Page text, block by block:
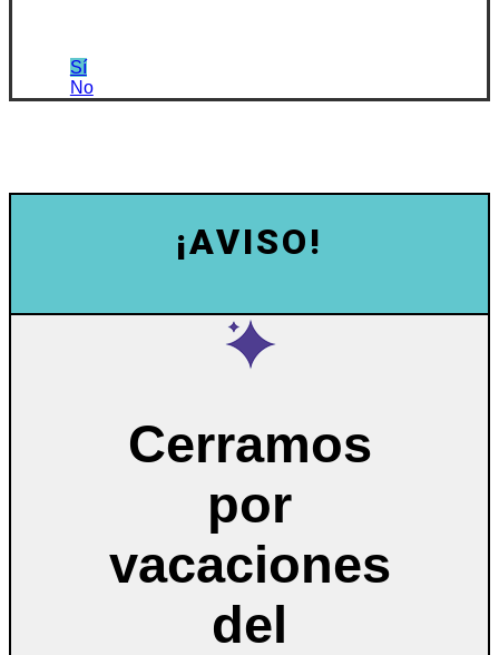
Sí
No
¡AVISO!
Cerramos
por
vacaciones
del